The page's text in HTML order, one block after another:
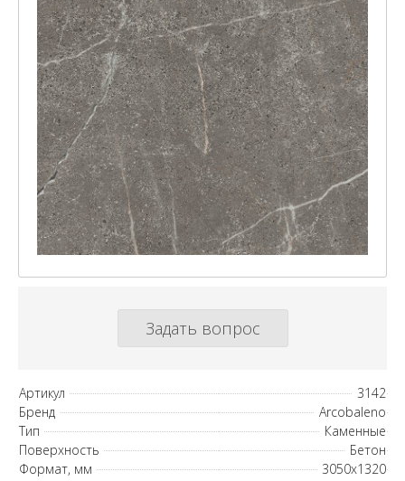
Задать вопрос
Артикул
3142
Бренд
Arcobaleno
Тип
Каменные
Поверхность
Бетон
Формат, мм
3050х1320